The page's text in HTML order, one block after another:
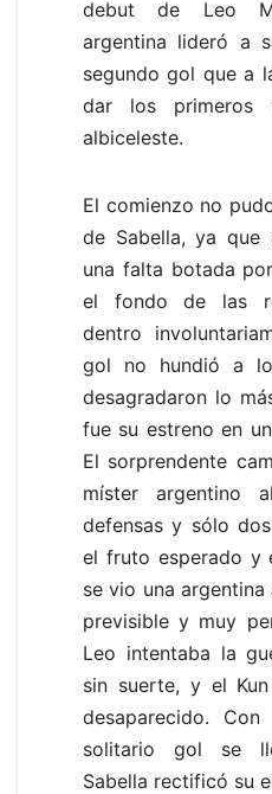
debut de Leo
argentina lideró a
segundo gol que a
dar los
albiceleste.
El comienzo no
de Sabella, ya que
una falta botada
el fondo de las
dentro
gol no hundió a
desagradaron lo
fue su estreno en
El sorprendente
míster argentino
defensas y sólo
el fruto esperado y
se vio una argentina
previsible y muy
Leo intentaba la
sin suerte, y el
desaparecido.
solitario gol se
Sabella rectificó su